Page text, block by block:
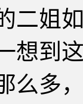
二姐
想到
么多